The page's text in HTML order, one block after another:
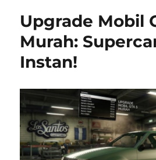
Upgrade Mobil
Murah:
Instan!